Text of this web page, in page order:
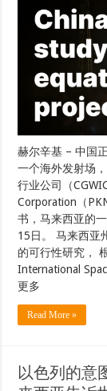
赫尔辛基 – 中国
一个海外发射场
行业公司（
Corporation（
书，马来西亚的
15日。 马来西亚
的可行性研究，
International
更多
Read More »
以色列的意